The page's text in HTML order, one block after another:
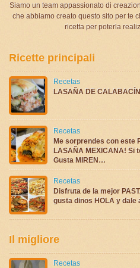
Siamo un team appassionato di
che abbiamo creato questo sito per te
ricetta per poterla
Ricette principali
Recetas
LASAÑA DE
Recetas
Me sorprendes con este
LASAÑA MEXICANA! Si
Gusta MIREN…
Recetas
Disfruta de la mejor
gusta dinos HOLA y dale
Il migliore
Recetas